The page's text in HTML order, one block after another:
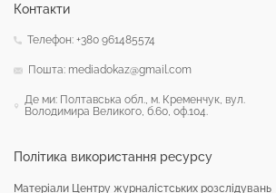
Політика використання ресурсу
Матеріали Центру журналістських розслідувань
Контакти
Телефон: +380 961485574
Пошта: mediadokaz@gmail.com
Де ми: Полтавська обл., м. Кременчук, вул.
Володимира Великого, б.60, оф.104.